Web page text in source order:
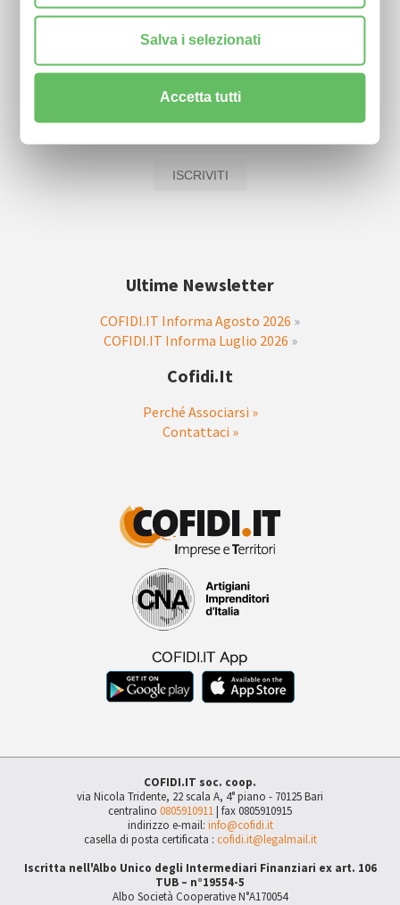
Newsletter
Resta sempre aggiornato sulle nostre novità.
Scarica la nostra Newsletter e iscriviti per riceverla via mail.
Ultime Newsletter
COFIDI.IT Informa Agosto 2026 »
COFIDI.IT Informa Luglio 2026 »
Cofidi.it
Perché Associarsi »
Contattaci »
COFIDI.IT soc. coop.
via Nicola Tridente, 22 scala A, 4° piano - 70125 Bari
centralino 0805910911| fax 0805910915
indirizzo e-mail: info@cofidi.it
casella di posta certificata : cofidi.it@legalmail.it
Iscritta nell'Albo Unico degli Intermediari Finanziari ex art. 106
TUB – n°19554-5
Albo Società Cooperative N°A170054
Salva i selezionati
Accetta tutti